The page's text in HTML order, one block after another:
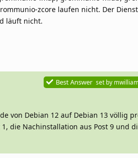
zcore laufen nicht. Der
läuft nicht.
Best Answer set by
von Debian 12 auf Debian 13 völlig
die Nachinstallation aus Post 9 und